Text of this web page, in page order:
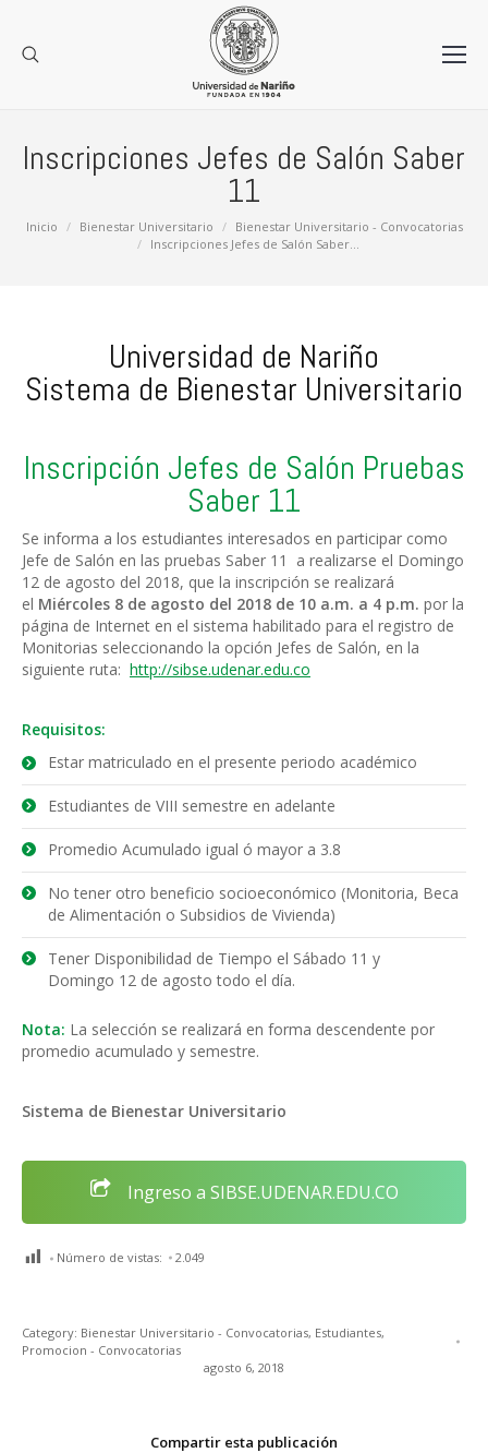
Inscripciones Jefes de Salón Saber
11
Estás aquí:
Inicio Bienestar Universitario
Bienestar Universitario - Convocatorias
Inscripciones Jefes de Salón Saber…
Universidad de Nariño
Sistema de Bienestar Universitario
Inscripción Jefes de Salón Pruebas
Saber 11
Se informa a los estudiantes interesados en participar como
Jefe de Salón en las pruebas Saber 11 a realizarse el Domingo
12 de agosto del 2018, que la inscripción se realizará
el Miércoles 8 de agosto del 2018 de 10 a.m. a 4 p.m. por la
página de Internet en el sistema habilitado para el registro de
Monitorias seleccionando la opción Jefes de Salón, en la
siguiente ruta: http://sibse.udenar.edu.co
Requisitos:
Estar matriculado en el presente periodo académico
Estudiantes de VIII semestre en adelante
Promedio Acumulado igual ó mayor a 3.8
No tener otro beneficio socioeconómico (Monitoria, Beca
de Alimentación o Subsidios de Vivienda)
Tener Disponibilidad de Tiempo el Sábado 11 y
Domingo 12 de agosto todo el día.
Nota: La selección se realizará en forma descendente por
promedio acumulado y semestre.
Sistema de Bienestar Universitario
Ingreso a SIBSE.UDENAR.EDU.CO
Número de vistas: 2.049
Category: Bienestar Universitario - Convocatorias, Estudiantes,
Promocion - Convocatorias
agosto 6, 2018
Compartir esta publicación